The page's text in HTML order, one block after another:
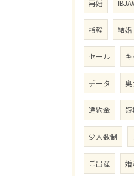
再婚
指輪 結婚
セール キ
データ 奥
違約金 短
少人数制
ご出産 婚